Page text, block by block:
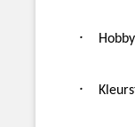
·
·